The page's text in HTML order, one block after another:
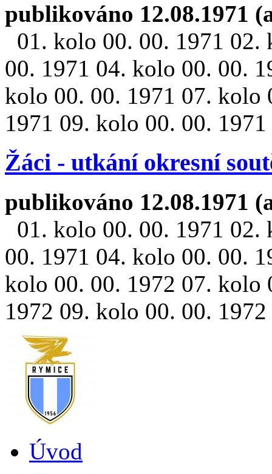
publikováno 12.08.1971
01. kolo 00. 00. 1971
00. 1971 04. kolo 00. 00.
kolo 00. 00. 1971 07. kolo
1971 09. kolo 00. 00.
Žáci - utkání okresní
publikováno 12.08.1971
01. kolo 00. 00. 1971
00. 1971 04. kolo 00. 00.
kolo 00. 00. 1972 07. kolo
1972 09. kolo 00. 00.
Úvod